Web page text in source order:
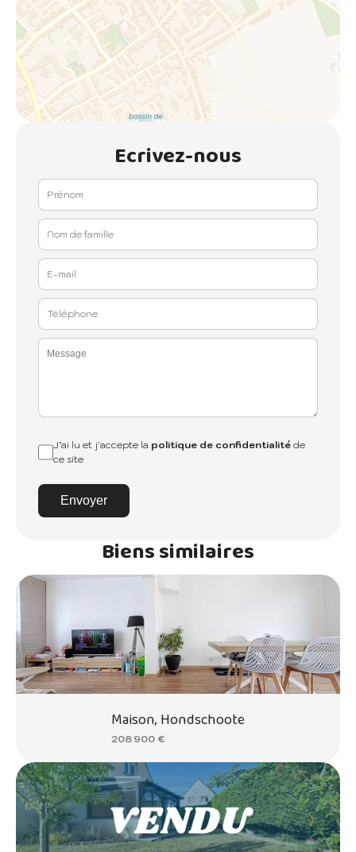
Ecrivez-nous
J’ai lu et j'accepte la politique de confidentialitéde
ce site
Envoyer
Biens similaires
Maison, Hondschoote
208 900 €